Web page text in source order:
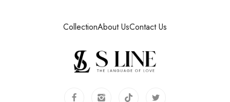
CollectionAbout UsContact Us